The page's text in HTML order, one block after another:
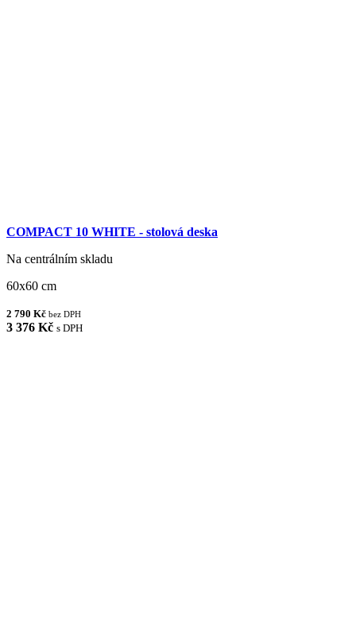
COMPACT 10 WHITE - stolová deska
Na centrálním skladu
60x60 cm
2 790 Kč bez DPH
3 376 Kč s DPH